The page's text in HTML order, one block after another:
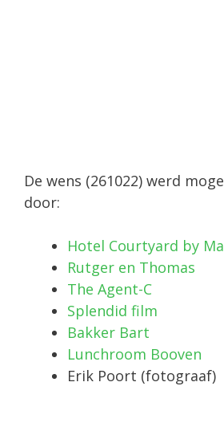
De wens (261022) werd
door:
Hotel Courtyard by
Rutger en Thomas
The Agent-C
Splendid film
Bakker Bart
Lunchroom Booven
Erik Poort (fotograaf)